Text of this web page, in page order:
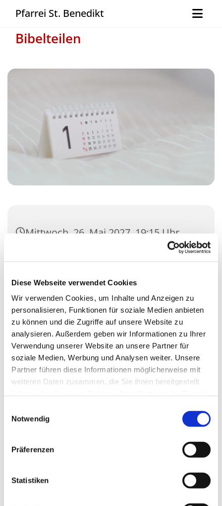
Diese Webseite verwendet Cookies
Wir verwenden Cookies, um Inhalte und Anzeigen zu
personalisieren, Funktionen für soziale Medien anbieten
zu können und die Zugriffe auf unsere Website zu
analysieren. Außerdem geben wir Informationen zu Ihrer
Verwendung unserer Website an unsere Partner für
soziale Medien, Werbung und Analysen weiter. Unsere
Partner führen diese Informationen möglicherweise mit
weiteren Daten zusammen, die Sie ihnen bereitgestellt
Notwendig
Präferenzen
Statistiken
Pfarrei St. Benedikt
Bibelteilen
Mittwoch, 26. Mai 2027, 19:15 Uhr
Gemeindehaus Jugendraum St.
Blankenfelde-Mahlow